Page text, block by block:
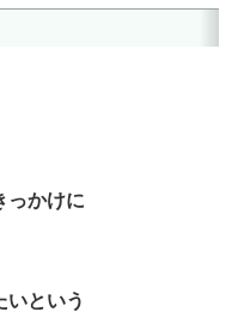
っかけに
いという